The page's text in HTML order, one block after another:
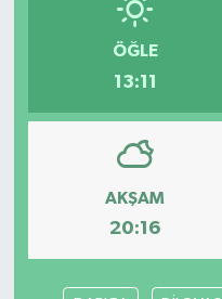
ÖĞLE
13:11
AKŞAM
20:16